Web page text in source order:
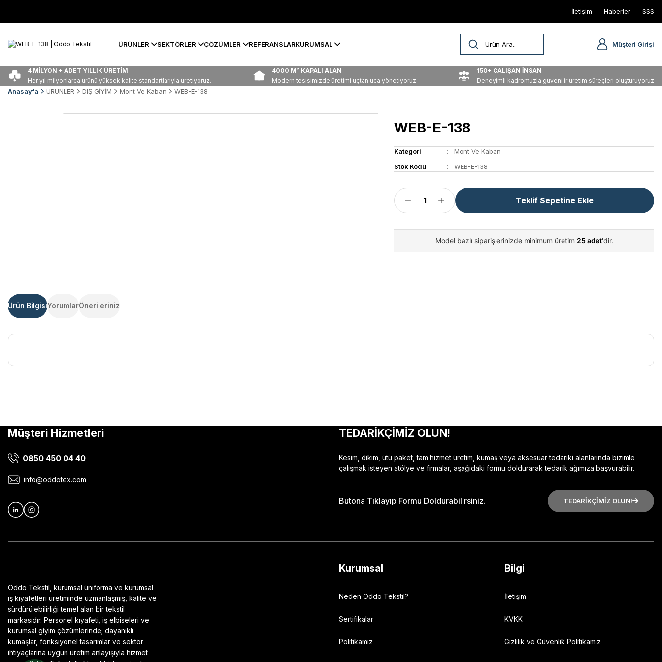
İletişim Haberler SSS
ÜRÜNLER SEKTÖRLER ÇÖZÜMLER REFERANSLARKURUMSAL Müşteri Girişi
4 MİLYON + ADET YILLIK ÜRETİM
Her yıl milyonlarca ürünü yüksek kalite standartlarıyla üretiyoruz.
4000 M² KAPALI ALAN
Modern tesisimizde üretimi uçtan uca yönetiyoruz
150+ ÇALIŞAN İNSAN
Deneyimli kadromuzla güvenilir üretim süreçleri oluşturuyoruz
Anasayfa ÜRÜNLER DIŞ GİYİM Mont Ve Kaban WEB-E-138
WEB-E-138
Kategori
Mont Ve Kaban
Stok Kodu
WEB-E-138
Teklif Sepetine Ekle
Model bazlı siparişlerinizde minimum üretim 25 adet'dir.
Ürün BilgisiYorumlarÖnerileriniz
Yorum Yaz
Ürün resmi kalitesiz, bozuk veya görüntülenemiyor.
Ürün bilgilerinde hatalar bulunuyor.
Müşteri Hizmetleri
0850 450 04 40
info@oddotex.com
TEDARİKÇİMİZ OLUN!
Kesim, dikim, ütü paket, tam hizmet üretim, kumaş veya aksesuar tedariki alanlarında bizimle
çalışmak isteyen atölye ve firmalar, aşağıdaki formu doldurarak tedarik ağımıza başvurabilir.
Butona Tıklayıp Formu Doldurabilirsiniz. TEDARİKÇİMİZ OLUN!
Oddo Tekstil, kurumsal üniforma ve kurumsal
iş kıyafetleri üretiminde uzmanlaşmış, kalite ve
sürdürülebilirliği temel alan bir tekstil
markasıdır. Personel kıyafeti, iş elbiseleri ve
kurumsal giyim çözümlerinde; dayanıklı
kumaşlar, fonksiyonel tasarımlar ve sektör
ihtiyaçlarına uygun üretim anlayışıyla hizmet
Kurumsal
Neden Oddo Tekstil?
Sertifikalar
Politikamız
Bilgi
İletişim
KVKK
Gizlilik ve Güvenlik Politikamız